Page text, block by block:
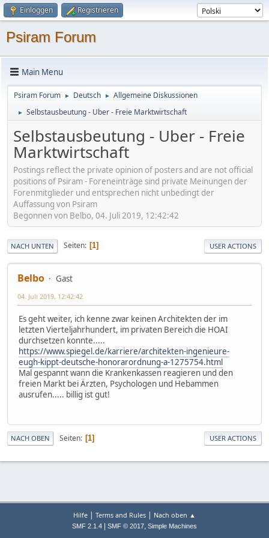
Einloggen Registrieren
Psiram Forum
Main Menu
Psiram Forum ► Deutsch ► Allgemeine Diskussionen
► Selbstausbeutung - Uber - Freie Marktwirtschaft
Selbstausbeutung - Uber - Freie
Marktwirtschaft
Postings reflect the private opinion of posters and are not official
positions of Psiram - Foreneinträge sind private Meinungen der
Forenmitglieder und entsprechen nicht unbedingt der
Auffassung von Psiram
Begonnen von Belbo, 04. Juli 2019, 12:42:42
NACH UNTEN Seiten 1 USER ACTIONS
Belbo Gast
04. Juli 2019, 12:42:42
Es geht weiter, ich kenne zwar keinen Architekten der im
letzten Vierteljahrhundert, im privaten Bereich die HOAI
durchsetzen konnte.....
https://www.spiegel.de/karriere/architekten-ingenieure-
eugh-kippt-deutsche-honorarordnung-a-1275754.html
Mal gespannt wann die Krankenkassen reagieren und den
freien Markt bei Ärzten, Psychologen und Hebammen
ausrufen..... billig ist gut!
NACH OBEN Seiten 1 USER ACTIONS
Hilfe | Terms and Rules | Nach oben ▲
SMF 2.1.4 SMF © 2017, Simple Machines